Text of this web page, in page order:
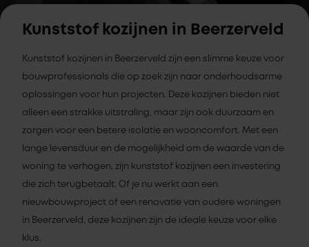
Kunststof kozijnen in Beerzerveld
Kunststof kozijnen in Beerzerveld zijn een slimme keuze voor
bouwprofessionals die op zoek zijn naar onderhoudsarme
oplossingen voor hun projecten. Deze kozijnen bieden niet
alleen een strakke uitstraling, maar zijn ook duurzaam en
zorgen voor een betere isolatie en wooncomfort. Met een
lange levensduur en de mogelijkheid om de waarde van de
woning te verhogen, zijn kunststof kozijnen een investering
die zich terugbetaalt. Of je nu werkt aan een
nieuwbouwproject of een renovatie van oudere woningen
in Beerzerveld, deze kozijnen zijn de ideale keuze voor elke
klus.